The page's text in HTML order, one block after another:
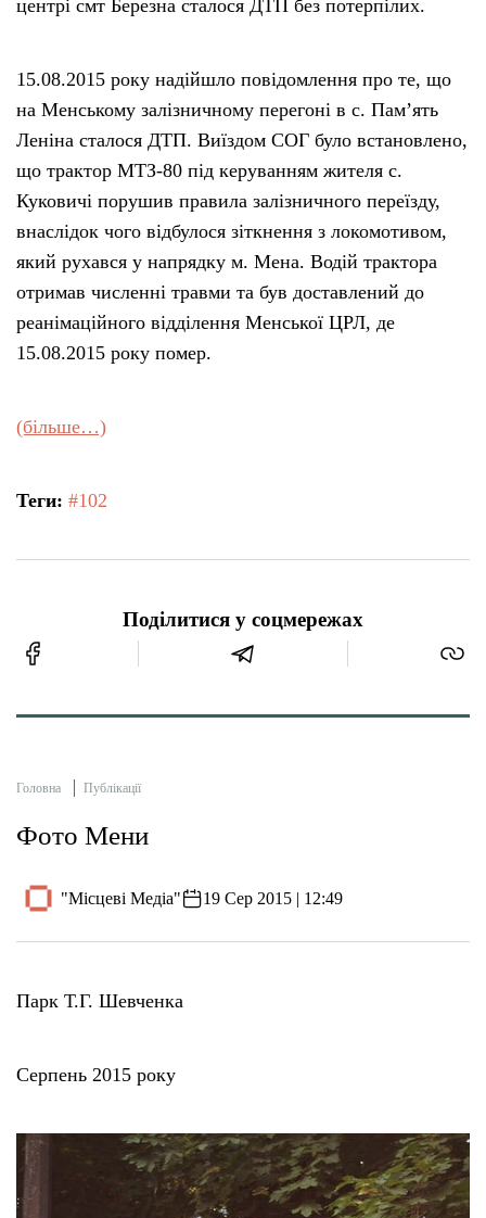
центрі смт Березна сталося ДТП без потерпілих.
15.08.2015 року надійшло повідомлення про те, що
на Менському залізничному перегоні в с. Пам’ять
Леніна сталося ДТП. Виїздом СОГ було встановлено,
що трактор МТЗ-80 під керуванням жителя с.
Куковичі порушив правила залізничного переїзду,
внаслідок чого відбулося зіткнення з локомотивом,
який рухався у напрядку м. Мена. Водій трактора
отримав численні травми та був доставлений до
реанімаційного відділення Менської ЦРЛ, де
15.08.2015 року помер.
(більше…)
Теги: #102
Поділитися у соцмережах
Головна Публікації
Фото Мени
"Місцеві Медіа" 19 Сер 2015 | 12:49
Парк Т.Г. Шевченка
Серпень 2015 року